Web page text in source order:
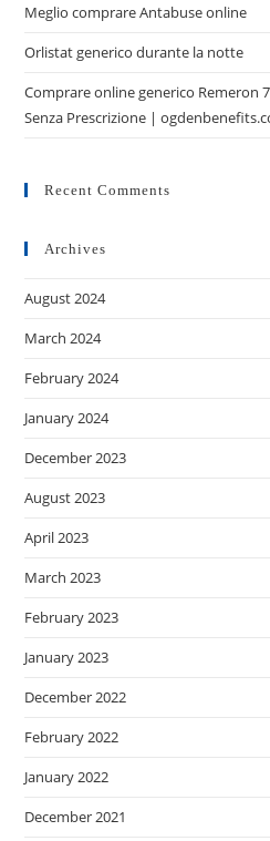
Meglio comprare Antabuse online
Orlistat generico durante la notte
Comprare online generico Remeron
Senza Prescrizione |
Recent Comments
Archives
August 2024
March 2024
February 2024
January 2024
December 2023
August 2023
April 2023
March 2023
February 2023
January 2023
December 2022
February 2022
January 2022
December 2021